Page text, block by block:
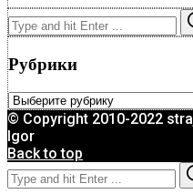
Search
for:
Рубрики
Рубрики
© Copyright 2010-2022
Igor
Back to top
Search
for: